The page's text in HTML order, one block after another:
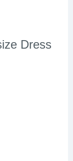
Dress